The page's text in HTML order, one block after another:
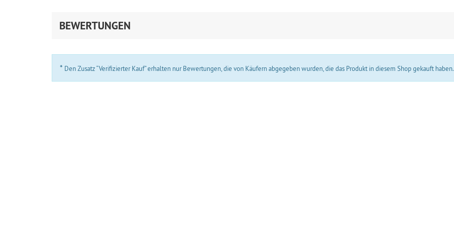
BEWERTUNGEN
* Den Zusatz “Verifizierter Kauf” erhalten nur Bewertungen, die von Käufern abgegeben wurden, die das Produkt in diesem Shop gekauft haben.